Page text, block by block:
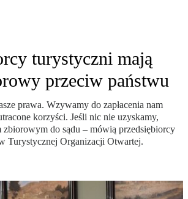
turystyczni mają
przeciw państwu
prawa. Wzywamy do zapłacenia nam
korzyści. Jeśli nic nie uzyskamy,
do sądu – mówią przedsiębiorcy
Turystycznej Organizacji Otwartej.